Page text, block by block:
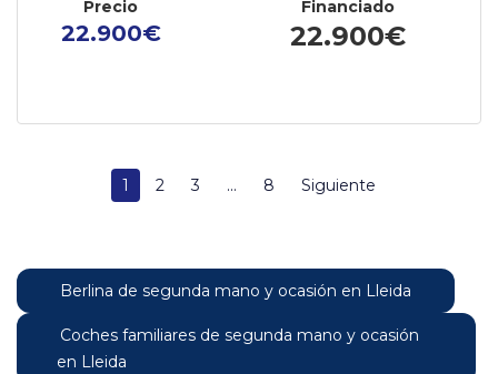
Precio
22.900€
Financiado
22.900€
1 2 3 ... 8 Siguiente
Berlina de segunda mano y ocasión en Lleida
Coches familiares de segunda mano y ocasión
en Lleida